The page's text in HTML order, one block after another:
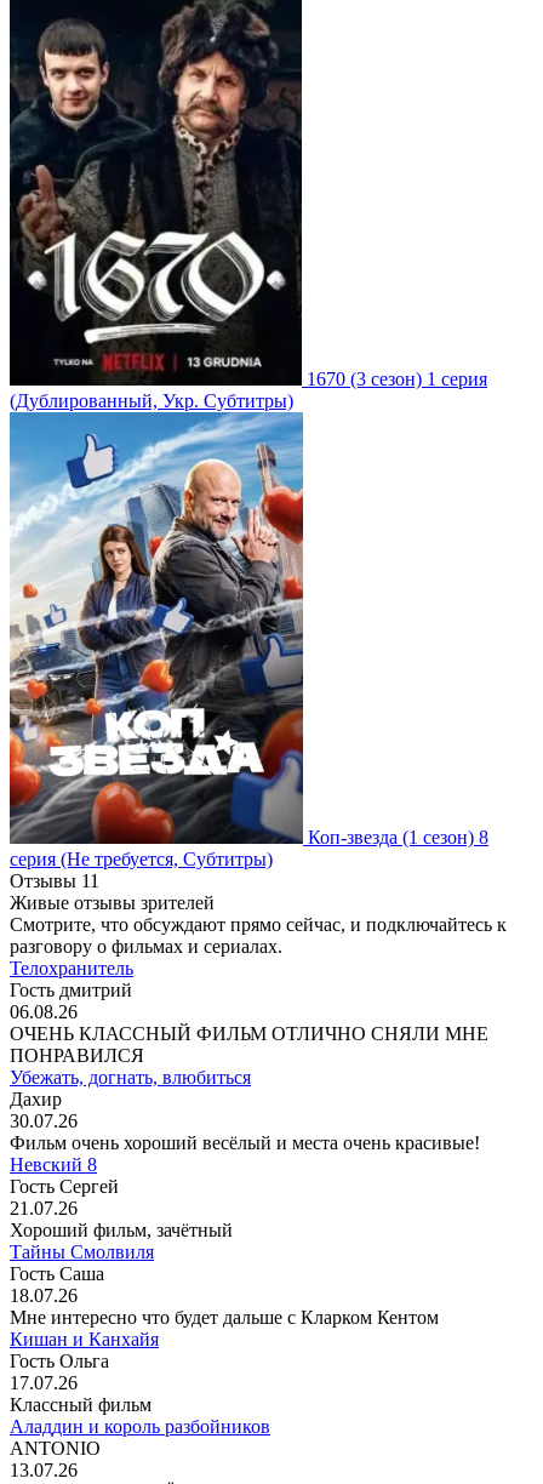
1670 (3 сезон) 1 серия
(Дублированный, Укр. Субтитры)
Коп-звезда (1 сезон) 8
серия (Не требуется, Субтитры)
Отзывы 11
Живые отзывы зрителей
Смотрите, что обсуждают прямо сейчас, и подключайтесь к
разговору о фильмах и сериалах.
Телохранитель
Гость дмитрий
06.08.26
ОЧЕНЬ КЛАССНЫЙ ФИЛЬМ ОТЛИЧНО СНЯЛИ МНЕ
ПОНРАВИЛСЯ
Убежать, догнать, влюбиться
Дахир
30.07.26
Фильм очень хороший весёлый и места очень красивые!
Невский 8
Гость Сергей
21.07.26
Хороший фильм, зачётный
Тайны Смолвиля
Гость Саша
18.07.26
Мне интересно что будет дальше с Кларком Кентом
Кишан и Канхайя
Гость Ольга
17.07.26
Классный фильм
Аладдин и король разбойников
ANTONIO
13.07.26